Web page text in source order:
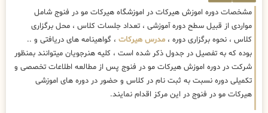
مشخصات دوره اموزش هیرکات در اموزشگاه هیرکات مو در فنوج شامل
مواردی از قبیل سطح دوره آموزشی ، تعداد جلسات کلاس ، محل برگزاری
کلاس ، نحوه برگزاری دوره ، مدرس هیرکات ، گواهینامه های دریافتی و ..
بوده که به تفصیل در جدول ذکر شده است ، کلیه هنرجویان میتوانند بمنظور
شرکت در دوره اموزش هیرکات مو در فنوج پس از مطالعه اطلاعات تخصصی و
تکمیلی دوره نسبت به ثبت نام در کلاس و حضور در دوره های اموزشی
هیرکات مو در فنوج در این مرکز اقدام نمایند.